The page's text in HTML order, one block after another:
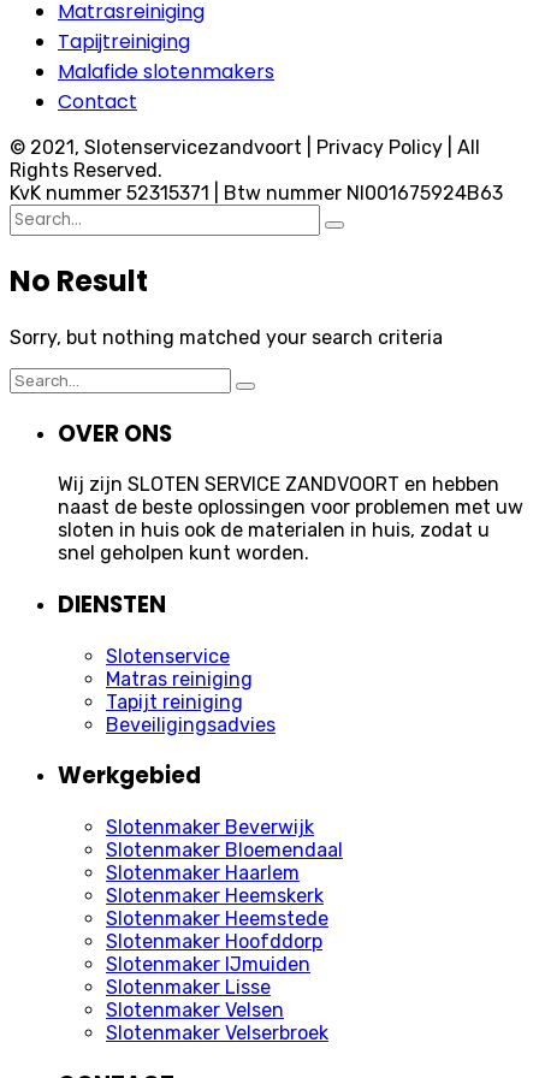
Matrasreiniging
Tapijtreiniging
Malafide slotenmakers
Contact
© 2021, Slotenservicezandvoort | Privacy Policy | All
Rights Reserved.
KvK nummer 52315371 | Btw nummer Nl001675924B63
Search
for:
No Result
Sorry, but nothing matched your search criteria
Search
for:
OVER ONS
Wij zijn SLOTEN SERVICE ZANDVOORT en hebben
naast de beste oplossingen voor problemen met uw
sloten in huis ook de materialen in huis, zodat u
snel geholpen kunt worden.
DIENSTEN
Slotenservice
Matras reiniging
Tapijt reiniging
Beveiligingsadvies
Werkgebied
Slotenmaker Beverwijk
Slotenmaker Bloemendaal
Slotenmaker Haarlem
Slotenmaker Heemskerk
Slotenmaker Heemstede
Slotenmaker Hoofddorp
Slotenmaker IJmuiden
Slotenmaker Lisse
Slotenmaker Velsen
Slotenmaker Velserbroek